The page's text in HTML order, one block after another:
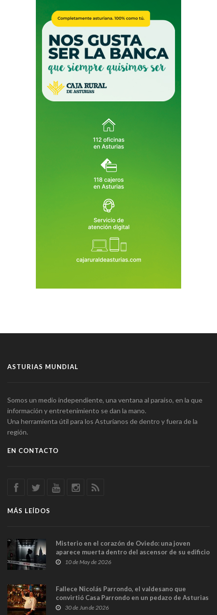
ASTURIAS MUNDIAL
Somos un medio independiente, una ventana al paraíso, en la que
información y entretenimiento se dan la mano.
Una herramienta útil para los Asturianos de dentro y fuera de la
región.
EN CONTACTO
MÁS LEÍDOS
Misterio en el corazón de Oviedo: una joven
aparece muerta dentro del ascensor de su edificio
y las cámaras captan sus últimos minutos
10 de May de 2026
Fallece Nicolás Parrondo, el valdesano que
convirtió Casa Parrondo en un pedazo de Asturias
en Madrid
30 de Jun de 2026